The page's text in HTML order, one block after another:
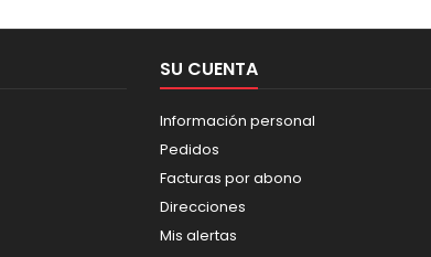
SU CUENTA
Información personal
Pedidos
Facturas por abono
Direcciones
Mis alertas